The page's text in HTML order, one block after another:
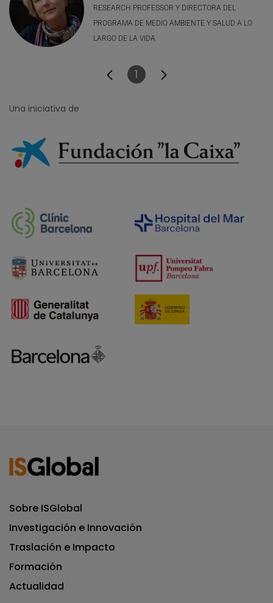
RESEARCH PROFESSOR Y DIRECTORA DEL
PROGRAMA DE MEDIO AMBIENTE Y SALUD A LO
LARGO DE LA VIDA
Página
1
Una iniciativa de
Sobre ISGlobal
Investigación e Innovación
Traslación e Impacto
Formación
Actualidad